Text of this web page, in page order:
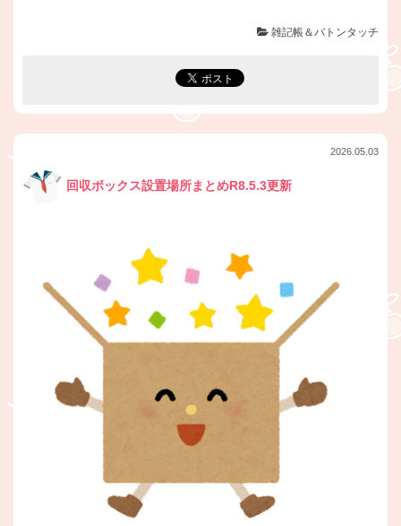
雑記帳＆バトンタッチ
2026.05.03
回収ボックス設置場所まとめR8.5.3更新